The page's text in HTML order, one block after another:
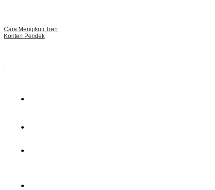
Cara Mengikuti Tren
Konten Pendek